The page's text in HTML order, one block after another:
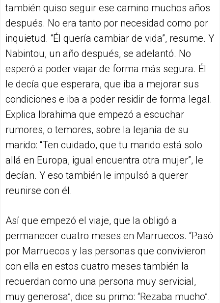
también quiso seguir ese camino muchos años
después. No era tanto por necesidad como por
inquietud. “Él quería cambiar de vida”, resume. Y
Nabintou, un año después, se adelantó. No
esperó a poder viajar de forma más segura. Él
le decía que esperara, que iba a mejorar sus
condiciones e iba a poder residir de forma legal.
Explica Ibrahima que empezó a escuchar
rumores, o temores, sobre la lejanía de su
marido: “Ten cuidado, que tu marido está solo
allá en Europa, igual encuentra otra mujer”, le
decían. Y eso también le impulsó a querer
reunirse con él.
Así que empezó el viaje, que la obligó a
permanecer cuatro meses en Marruecos. “Pasó
por Marruecos y las personas que convivieron
con ella en estos cuatro meses también la
recuerdan como una persona muy servicial,
muy generosa”, dice su primo: “Rezaba mucho”.